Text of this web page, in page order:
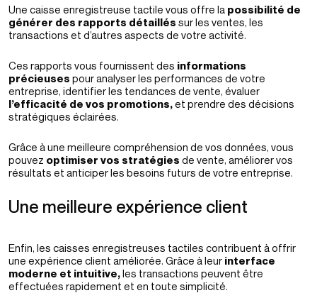
Une caisse enregistreuse tactile vous offre la possibilité de
générer des rapports détaillés sur les ventes, les
transactions et d’autres aspects de votre activité.
Ces rapports vous fournissent des informations
précieuses pour analyser les performances de votre
entreprise, identifier les tendances de vente, évaluer
l’efficacité de vos promotions,et prendre des décisions
stratégiques éclairées.
Grâce à une meilleure compréhension de vos données, vous
pouvez optimiser vos stratégies de vente, améliorer vos
résultats et anticiper les besoins futurs de votre entreprise.
Une meilleure expérience client
Enfin, les caisses enregistreuses tactiles contribuent à offrir
une expérience client améliorée. Grâce à leur interface
moderne et intuitive,les transactions peuvent être
effectuées rapidement et en toute simplicité.